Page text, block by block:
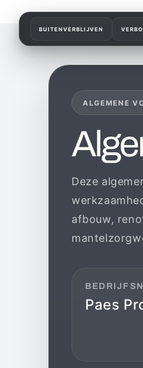
naar de
content
BUITENVERBLIJVEN
ALGEMENE
Deze
afbouw,
Paes